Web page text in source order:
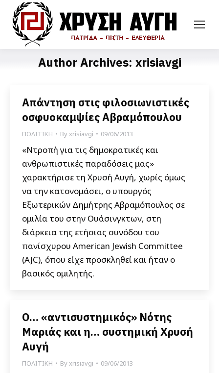
Author Archives: xrisiavgi
Απάντηση στις φιλοσιωνιστικές
οσφυοκαμψίες Αβραμόπουλου
ΠΟΛΙΤΙΚΗ Byxrisiavgi 09/06/2013
«Ντροπή για τις δημοκρατικές και
ανθρωπιστικές παραδόσεις μας»
χαρακτήρισε τη Χρυσή Αυγή, χωρίς όμως
να την κατονομάσει, ο υπουργός
Εξωτερικών Δημήτρης Αβραμόπουλος σε
ομιλία του στην Ουάσινγκτων, στη
διάρκεια της ετήσιας συνόδου του
πανίσχυρου American Jewish Committee
(AJC), όπου είχε προσκληθεί και ήταν ο
βασικός ομιλητής.
Ο… «αντισυστημικός» Νότης
Μαριάς και η… συστημική Χρυσή
Αυγή
ΠΟΛΙΤΙΚΗ Byxrisiavgi 09/06/2013